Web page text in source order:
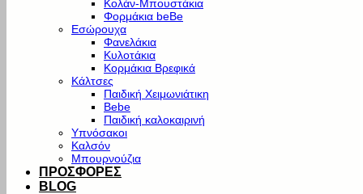
Κολάν-Μπουστάκια
Φορμάκια beBe
Εσώρουχα
Φανελάκια
Κυλοτάκια
Κορμάκια Βρεφικά
Κάλτσες
Παιδική Χειμωνιάτικη
Bebe
Παιδική καλοκαιρινή
Υπνόσακοι
Καλσόν
Μπουρνούζια
ΠΡΟΣΦΟΡΕΣ
BLOG